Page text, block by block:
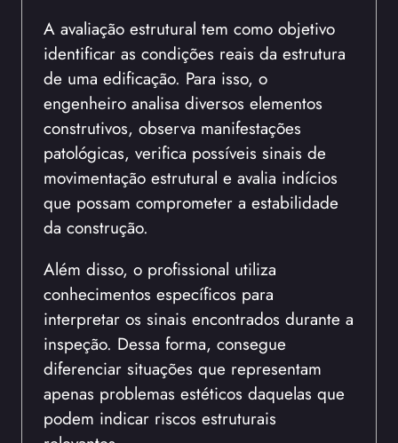
A avaliação estrutural tem como objetivo
identificar as condições reais da estrutura
de uma edificação. Para isso, o
engenheiro analisa diversos elementos
construtivos, observa manifestações
patológicas, verifica possíveis sinais de
movimentação estrutural e avalia indícios
que possam comprometer a estabilidade
da construção.
Além disso, o profissional utiliza
conhecimentos específicos para
interpretar os sinais encontrados durante a
inspeção. Dessa forma, consegue
diferenciar situações que representam
apenas problemas estéticos daquelas que
podem indicar riscos estruturais